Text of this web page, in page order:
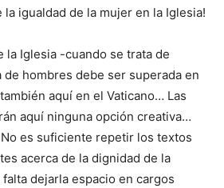
la igualdad de la mujer en la Iglesia!
la Iglesia -cuando se trata de
hombres debe ser superada en
aquí en el Vaticano… Las
aquí ninguna opción creativa…
No es suficiente repetir los textos
acerca de la dignidad de la
dejarla espacio en cargos